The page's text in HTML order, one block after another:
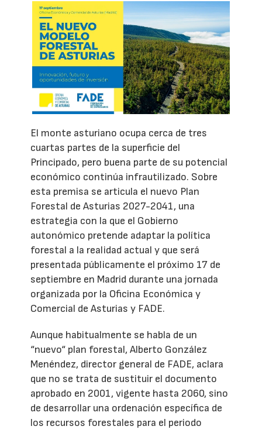
El monte asturiano ocupa cerca de tres
cuartas partes de la superficie del
Principado, pero buena parte de su potencial
económico continúa infrautilizado. Sobre
esta premisa se articula el nuevo Plan
Forestal de Asturias 2027-2041, una
estrategia con la que el Gobierno
autonómico pretende adaptar la política
forestal a la realidad actual y que será
presentada públicamente el próximo 17 de
septiembre en Madrid durante una jornada
organizada por la Oficina Económica y
Comercial de Asturias y FADE.
Aunque habitualmente se habla de un
“nuevo“ plan forestal, Alberto González
Menéndez, director general de FADE, aclara
que no se trata de sustituir el documento
aprobado en 2001, vigente hasta 2060, sino
de desarrollar una ordenación específica de
los recursos forestales para el periodo